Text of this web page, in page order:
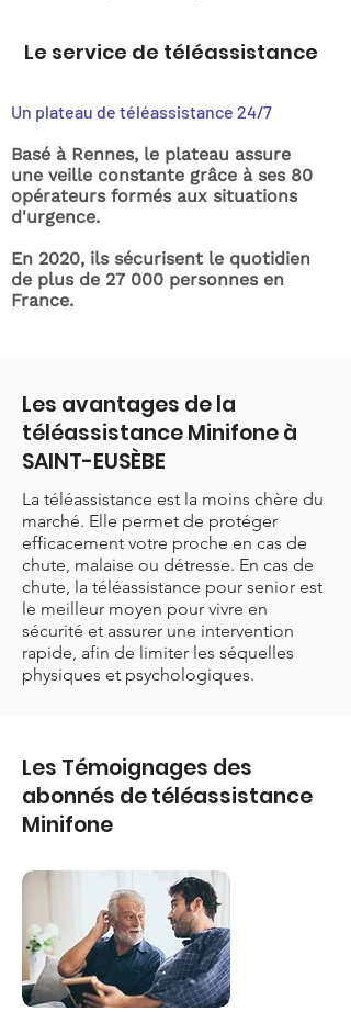
Le service de téléassistance
Un plateau de téléassistance 24/7
Basé à Rennes, le plateau assure
une veille constante grâce à ses 80
opérateurs formés aux situations
d'urgence.
En 2020, ils sécurisent le quotidien
de plus de 27 000 personnes en
France.
Les avantages de la
téléassistance Minifone à
SAINT-EUSÈBE
La téléassistance est la moins chère du
marché. Elle permet de protéger
efficacement votre proche en cas de
chute, malaise ou détresse. En cas de
chute, la téléassistance pour senior est
le meilleur moyen pour vivre en
sécurité et assurer une intervention
rapide, afin de limiter les séquelles
physiques et psychologiques.
Les Témoignages des
abonnés de téléassistance
Minifone